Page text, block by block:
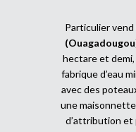
Particulier
hectare et demi,
fabrique d’eau
avec des
une
d’attribution et